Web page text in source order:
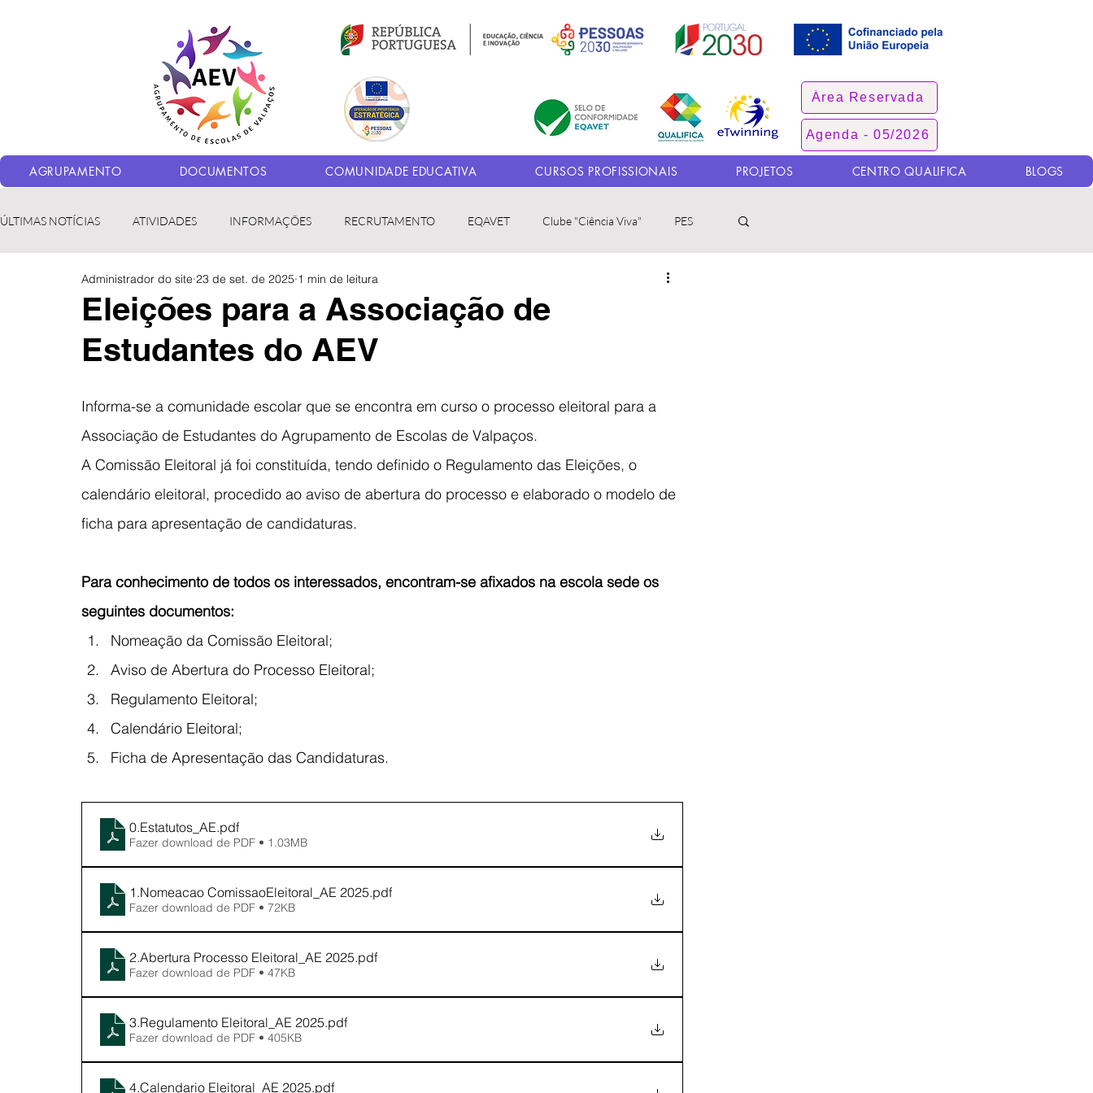
Área Reservada
Agenda - 05/2026
AGRUPAMENTO DOCUMENTOS COMUNIDADE EDUCATIVA CURSOS PROFISSIONAIS PROJETOS CENTRO QUALIFICA BLOGS
ÚLTIMAS NOTÍCIAS ATIVIDADES INFORMAÇÕES RECRUTAMENTO EQAVET Clube "Ciência Viva" PES
Bibliotecas LER fora da Escola ERASMUS+ LED
Eleições para a Associação de
Estudantes do AEV
Administrador do site 23 de set. de 2025 1 min de leitura
Informa-se a comunidade escolar que se encontra em curso o processo eleitoral para a
Associação de Estudantes do Agrupamento de Escolas de Valpaços.
A Comissão Eleitoral já foi constituída, tendo definido o Regulamento das Eleições, o
calendário eleitoral, procedido ao aviso de abertura do processo e elaborado o modelo de
ficha para apresentação de candidaturas.
Para conhecimento de todos os interessados, encontram-se afixados na escola sede os
seguintes documentos:
Nomeação da Comissão Eleitoral;
Aviso de Abertura do Processo Eleitoral;
Regulamento Eleitoral;
Calendário Eleitoral;
Ficha de Apresentação das Candidaturas.
0.Estatutos_AE.pdf
Fazer download de PDF • 1.03MB
1.Nomeacao ComissaoEleitoral_AE 2025.pdf
Fazer download de PDF • 72KB
2.Abertura Processo Eleitoral_AE 2025.pdf
Fazer download de PDF • 47KB
3.Regulamento Eleitoral_AE 2025.pdf
Fazer download de PDF • 405KB
4.Calendario Eleitoral_AE 2025.pdf